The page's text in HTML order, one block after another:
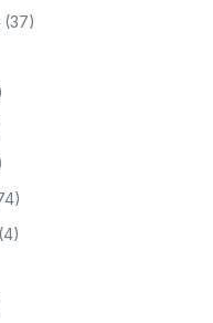
(37)
(4)